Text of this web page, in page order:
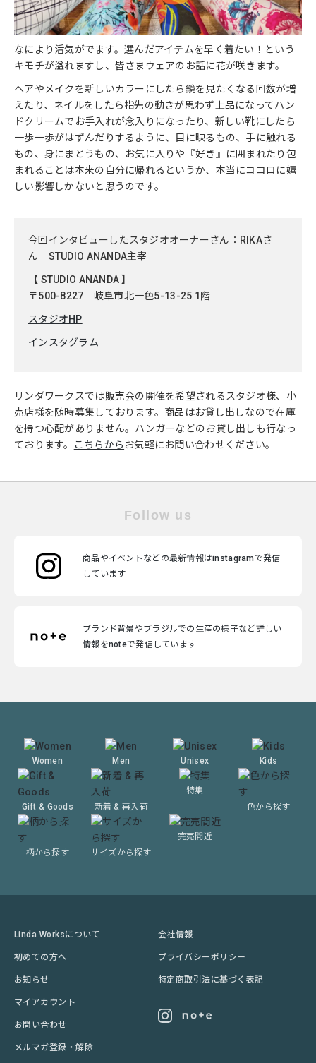
なにより活気がでます。選んだアイテムを早く着たい！という
キモチが溢れますし、皆さまウェアのお話に花が咲きます。
ヘアやメイクを新しいカラーにしたら鏡を見たくなる回数が増
えたり、ネイルをしたら指先の動きが思わず上品になってハン
ドクリームでお手入れが念入りになったり、新しい靴にしたら
一歩一歩がはずんだりするように、目に映るもの、手に触れる
もの、身にまとうもの、お気に入りや『好き』に囲まれたり包
まれることは本来の自分に帰れるというか、本当にココロに嬉
しい影響しかないと思うのです。
今回インタビューしたスタジオオーナーさん：RIKAさ
ん STUDIO ANANDA主宰
【 STUDIO ANANDA 】
〒500-8227 岐阜市北一色5-13-25 1階
スタジオHP
インスタグラム
リンダワークスでは販売会の開催を希望されるスタジオ様、小
売店様を随時募集しております。商品はお貸し出しなので在庫
を持つ心配がありません。ハンガーなどのお貸し出しも行なっ
ております。
こちらから お気軽にお問い合わせください。
Follow us
商品やイベントなどの最新情報はinstagramで発信
しています
ブランド背景やブラジルでの生産の様子など詳しい
情報をnoteで発信しています
Women Men Unisex Kids
Gift & Goods 新着 & 再入荷
特集
色から探す
柄から探す サイズから探す
完売間近
Linda Worksについて
初めての方へ
お知らせ
マイアカウント
お問い合わせ
メルマガ登録・解除
会社情報
プライバシーポリシー
特定商取引法に基づく表記